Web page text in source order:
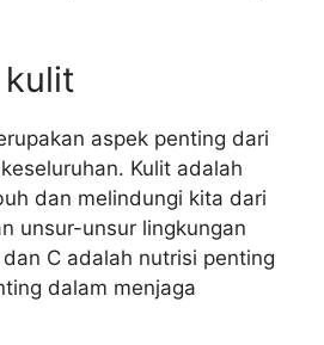
kulit
aspek penting dari
Kulit adalah
dan melindungi kita dari
unsur-unsur lingkungan
C adalah nutrisi penting
dalam menjaga